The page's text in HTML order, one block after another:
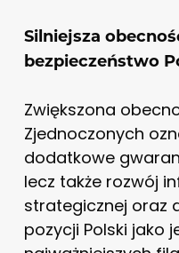
Silniejsza
bezpieczeństwo
Zwiększona
Zjednoczonych
dodatkowe
lecz także rozwój
strategicznej oraz
pozycji Polski jako